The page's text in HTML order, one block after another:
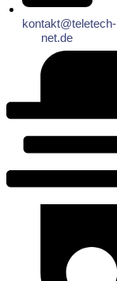
kontakt@teletech-
net.de